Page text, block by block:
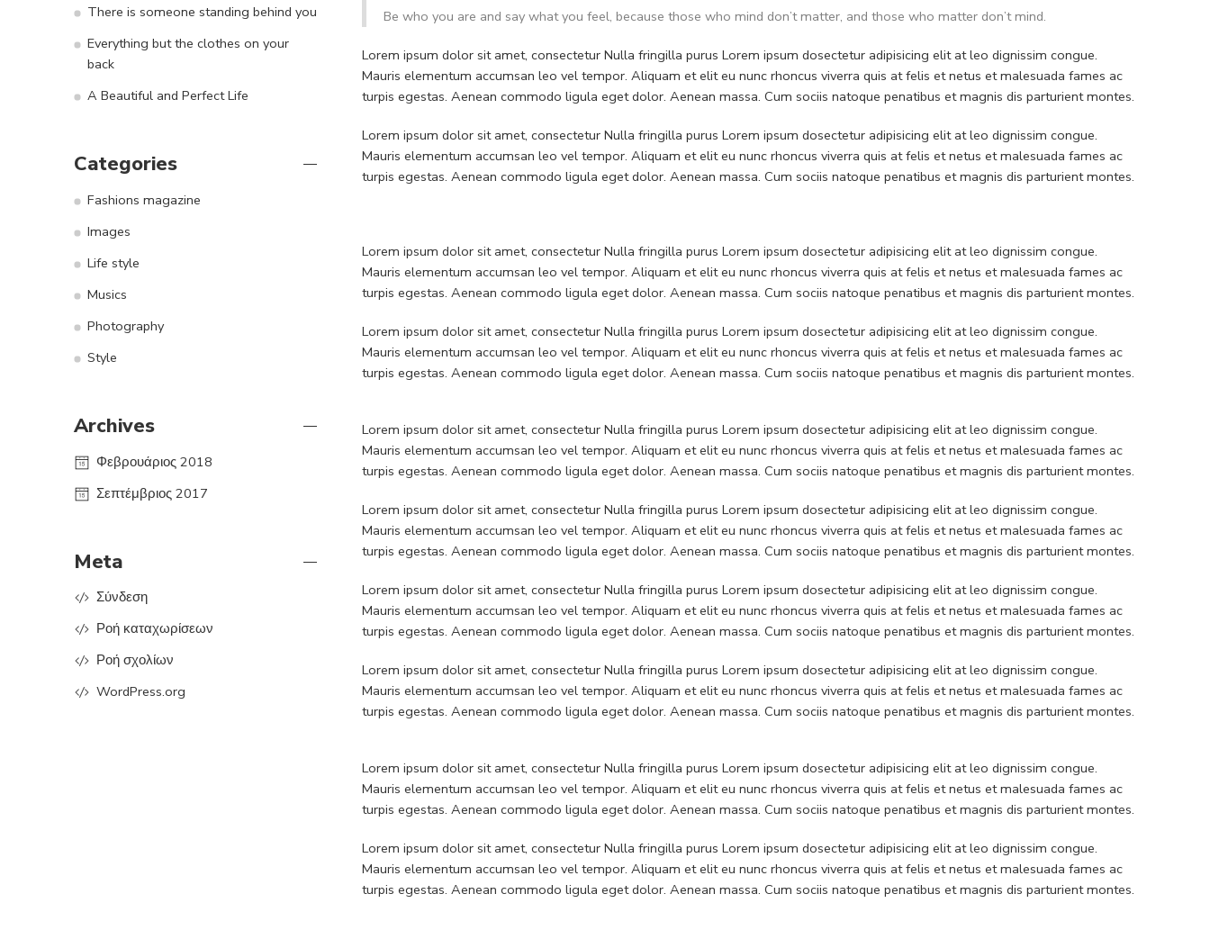
Be who you are and say what you feel, because those who mind don’t matter, and those who matter don’t mind.
Lorem ipsum dolor sit amet, consectetur Nulla fringilla purus Lorem ipsum dosectetur adipisicing elit at leo dignissim congue.
Mauris elementum accumsan leo vel tempor. Aliquam et elit eu nunc rhoncus viverra quis at felis et netus et malesuada fames ac
turpis egestas. Aenean commodo ligula eget dolor. Aenean massa. Cum sociis natoque penatibus et magnis dis parturient montes.
Lorem ipsum dolor sit amet, consectetur Nulla fringilla purus Lorem ipsum dosectetur adipisicing elit at leo dignissim congue.
Mauris elementum accumsan leo vel tempor. Aliquam et elit eu nunc rhoncus viverra quis at felis et netus et malesuada fames ac
turpis egestas. Aenean commodo ligula eget dolor. Aenean massa. Cum sociis natoque penatibus et magnis dis parturient montes.
Lorem ipsum dolor sit amet, consectetur Nulla fringilla purus Lorem ipsum dosectetur adipisicing elit at leo dignissim congue.
Mauris elementum accumsan leo vel tempor. Aliquam et elit eu nunc rhoncus viverra quis at felis et netus et malesuada fames ac
turpis egestas. Aenean commodo ligula eget dolor. Aenean massa. Cum sociis natoque penatibus et magnis dis parturient montes.
Lorem ipsum dolor sit amet, consectetur Nulla fringilla purus Lorem ipsum dosectetur adipisicing elit at leo dignissim congue.
Mauris elementum accumsan leo vel tempor. Aliquam et elit eu nunc rhoncus viverra quis at felis et netus et malesuada fames ac
turpis egestas. Aenean commodo ligula eget dolor. Aenean massa. Cum sociis natoque penatibus et magnis dis parturient montes.
Lorem ipsum dolor sit amet, consectetur Nulla fringilla purus Lorem ipsum dosectetur adipisicing elit at leo dignissim congue.
Mauris elementum accumsan leo vel tempor. Aliquam et elit eu nunc rhoncus viverra quis at felis et netus et malesuada fames ac
turpis egestas. Aenean commodo ligula eget dolor. Aenean massa. Cum sociis natoque penatibus et magnis dis parturient montes.
Lorem ipsum dolor sit amet, consectetur Nulla fringilla purus Lorem ipsum dosectetur adipisicing elit at leo dignissim congue.
Mauris elementum accumsan leo vel tempor. Aliquam et elit eu nunc rhoncus viverra quis at felis et netus et malesuada fames ac
turpis egestas. Aenean commodo ligula eget dolor. Aenean massa. Cum sociis natoque penatibus et magnis dis parturient montes.
Lorem ipsum dolor sit amet, consectetur Nulla fringilla purus Lorem ipsum dosectetur adipisicing elit at leo dignissim congue.
Mauris elementum accumsan leo vel tempor. Aliquam et elit eu nunc rhoncus viverra quis at felis et netus et malesuada fames ac
turpis egestas. Aenean commodo ligula eget dolor. Aenean massa. Cum sociis natoque penatibus et magnis dis parturient montes.
Lorem ipsum dolor sit amet, consectetur Nulla fringilla purus Lorem ipsum dosectetur adipisicing elit at leo dignissim congue.
Mauris elementum accumsan leo vel tempor. Aliquam et elit eu nunc rhoncus viverra quis at felis et netus et malesuada fames ac
turpis egestas. Aenean commodo ligula eget dolor. Aenean massa. Cum sociis natoque penatibus et magnis dis parturient montes.
Lorem ipsum dolor sit amet, consectetur Nulla fringilla purus Lorem ipsum dosectetur adipisicing elit at leo dignissim congue.
Mauris elementum accumsan leo vel tempor. Aliquam et elit eu nunc rhoncus viverra quis at felis et netus et malesuada fames ac
turpis egestas. Aenean commodo ligula eget dolor. Aenean massa. Cum sociis natoque penatibus et magnis dis parturient montes.
Lorem ipsum dolor sit amet, consectetur Nulla fringilla purus Lorem ipsum dosectetur adipisicing elit at leo dignissim congue.
Mauris elementum accumsan leo vel tempor. Aliquam et elit eu nunc rhoncus viverra quis at felis et netus et malesuada fames ac
turpis egestas. Aenean commodo ligula eget dolor. Aenean massa. Cum sociis natoque penatibus et magnis dis parturient montes.
There is someone standing behind you
Everything but the clothes on your
back
A Beautiful and Perfect Life
Categories
Fashions magazine
Images
Life style
Musics
Photography
Style
Archives
Φεβρουάριος 2018
Σεπτέμβριος 2017
Meta
Σύνδεση
Ροή καταχωρίσεων
Ροή σχολίων
WordPress.org